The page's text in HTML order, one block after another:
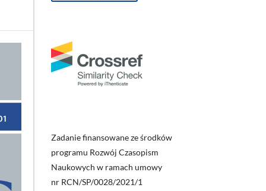
Zadanie finansowane ze środków
programu Rozwój Czasopism
Naukowych w ramach umowy
nr RCN/SP/0028/2021/1